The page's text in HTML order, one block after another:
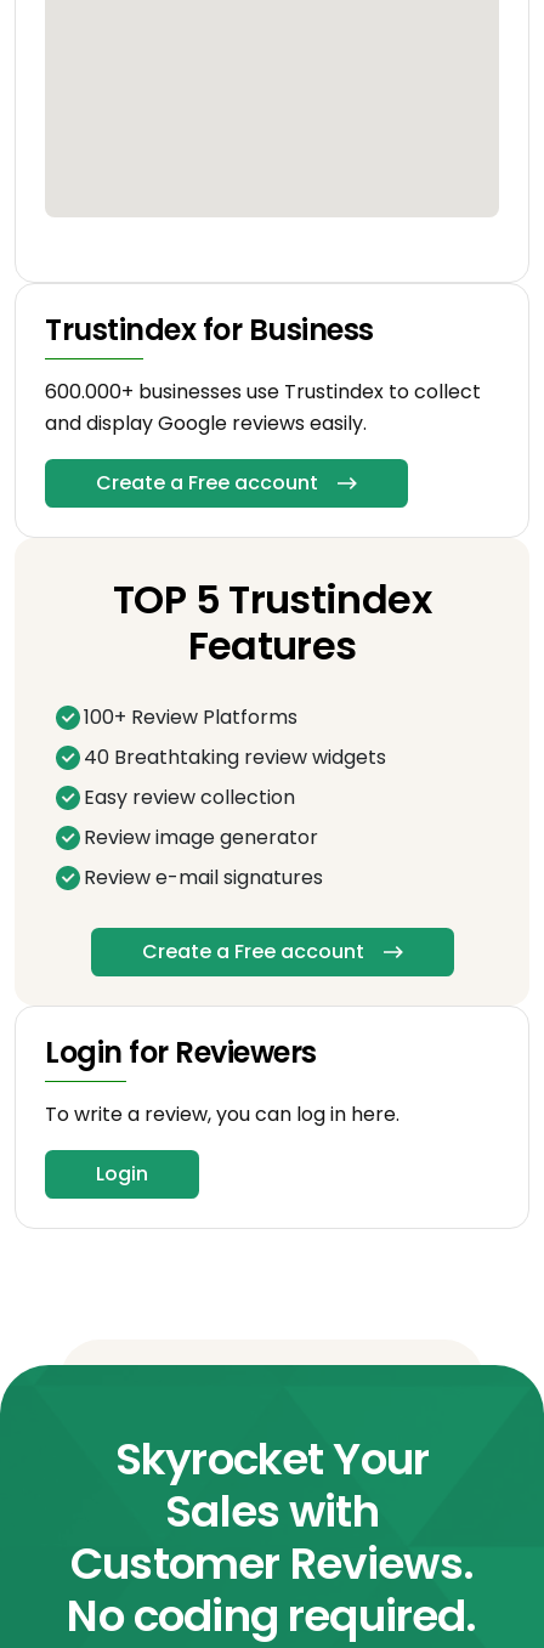
Trustindex for Business
600.000+ businesses use Trustindex to collect
and display Google reviews easily.
Create a Free account
TOP 5 Trustindex
Features
100+ Review Platforms
40 Breathtaking review widgets
Easy review collection
Review image generator
Review e-mail signatures
Create a Free account
Login for Reviewers
To write a review, you can log in here.
Login
Skyrocket Your
Sales with
Customer Reviews.
No coding required.